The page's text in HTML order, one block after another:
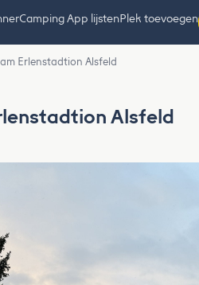
Camping App lijstenPlek toevoegen
Erlenstadtion Alsfeld
Alsfeld